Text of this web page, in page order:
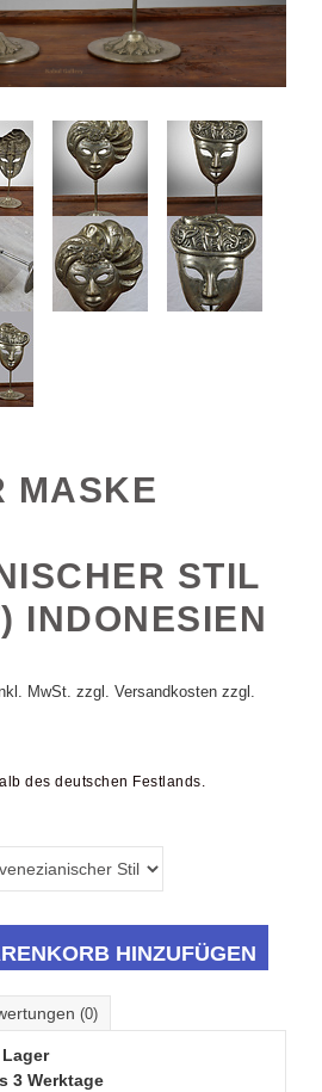
MASKE
STIL
INDONESIEN
MwSt. zzgl. Versandkosten zzgl.
des deutschen Festlands.
HINZUFÜGEN
(0)
3 Werktage